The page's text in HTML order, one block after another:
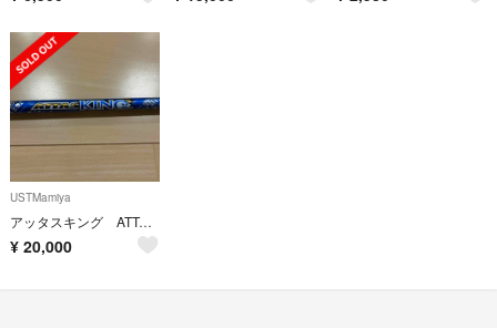
USTMamiya
アッタスキング ATTAS KING
¥ 20,000